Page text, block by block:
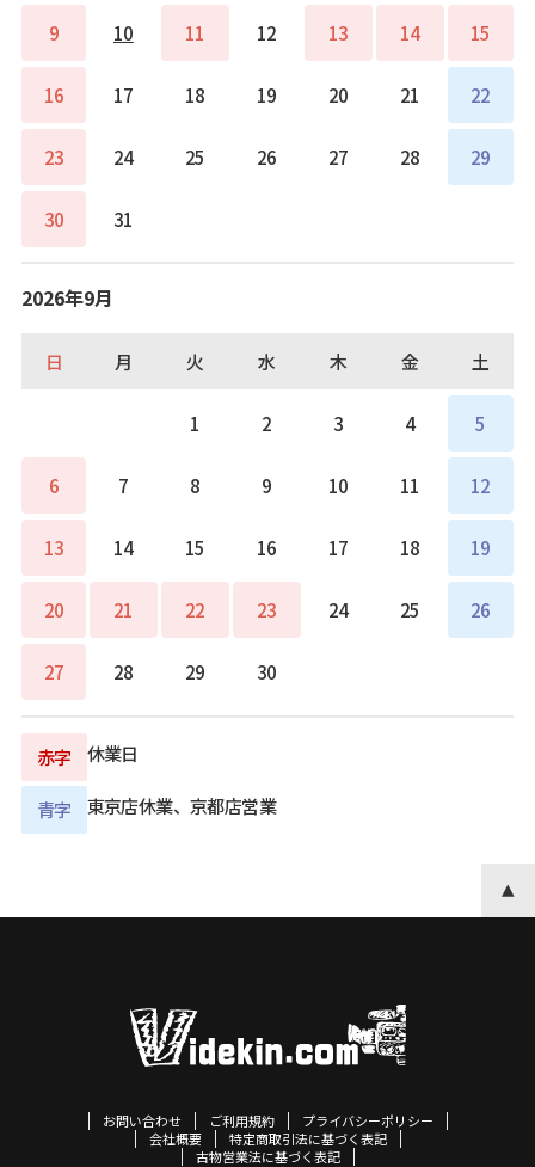
9 10 11 12 13 14 15
16 17 18 19 20 21 22
23 24 25 26 27 28 29
30 31
2026年9月
日 月 火 水 木 金 土
1 2 3 4 5
6 7 8 9 10 11 12
13 14 15 16 17 18 19
20 21 22 23 24 25 26
27 28 29 30
赤字 休業日
青字 東京店休業、京都店営業
お問い合わせ ご利用規約
プライバシーポリシー
会社概要
特定商取引法に基づく表記
古物営業法に基づく表記